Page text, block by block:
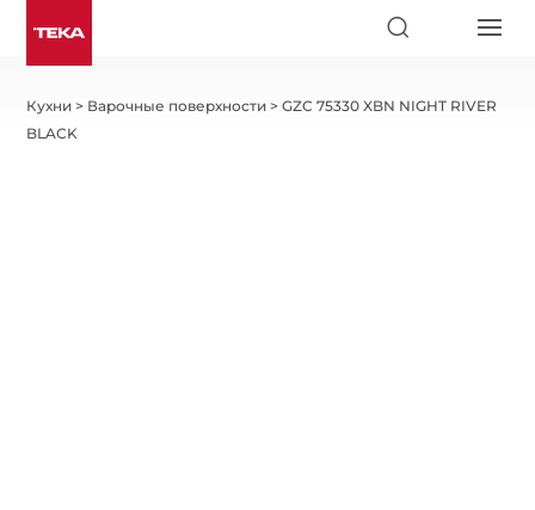
Кухни > Варочные поверхности >GZC 75330 XBN NIGHT RIVER
BLACK